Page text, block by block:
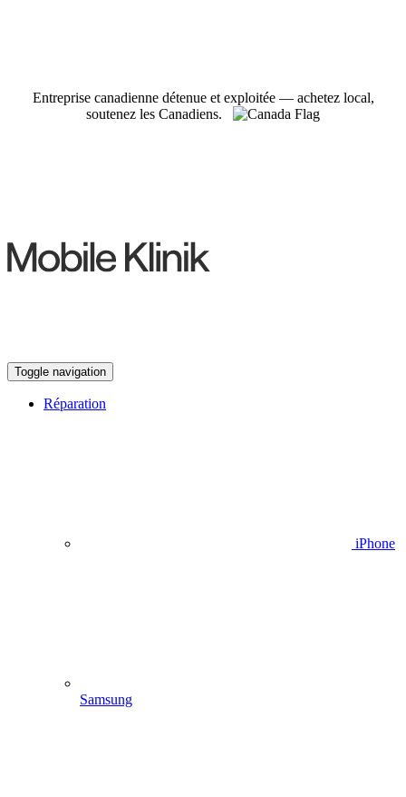
Entreprise canadienne détenue et exploitée — achetez local,
soutenez les Canadiens.
Toggle navigation
Réparation
iPhone
Samsung